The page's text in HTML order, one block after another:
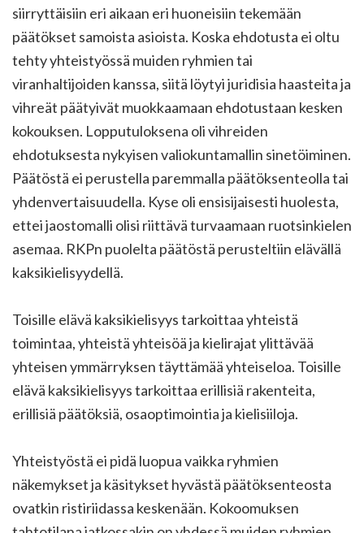
siirryttäisiin eri aikaan eri huoneisiin tekemään
päätökset samoista asioista. Koska ehdotusta ei oltu
tehty yhteistyössä muiden ryhmien tai
viranhaltijoiden kanssa, siitä löytyi juridisia haasteita ja
vihreät päätyivät muokkaamaan ehdotustaan kesken
kokouksen. Lopputuloksena oli vihreiden
ehdotuksesta nykyisen valiokuntamallin sinetöiminen.
Päätöstä ei perustella paremmalla päätöksenteolla tai
yhdenvertaisuudella. Kyse oli ensisijaisesti huolesta,
ettei jaostomalli olisi riittävä turvaamaan ruotsinkielen
asemaa. RKPn puolelta päätöstä perusteltiin elävällä
kaksikielisyydellä.
Toisille elävä kaksikielisyys tarkoittaa yhteistä
toimintaa, yhteistä yhteisöä ja kielirajat ylittävää
yhteisen ymmärryksen täyttämää yhteiseloa. Toisille
elävä kaksikielisyys tarkoittaa erillisiä rakenteita,
erillisiä päätöksiä, osaoptimointia ja kielisiiloja.
Yhteistyöstä ei pidä luopua vaikka ryhmien
näkemykset ja käsitykset hyvästä päätöksenteosta
ovatkin ristiriidassa keskenään. Kokoomuksen